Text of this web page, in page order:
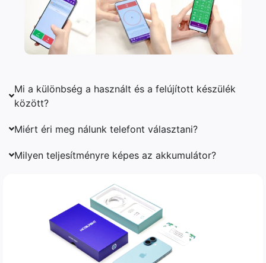
Mi a különbség a használt és a felújított készülék
között?
Miért éri meg nálunk telefont választani?
Milyen teljesítményre képes az akkumulátor?